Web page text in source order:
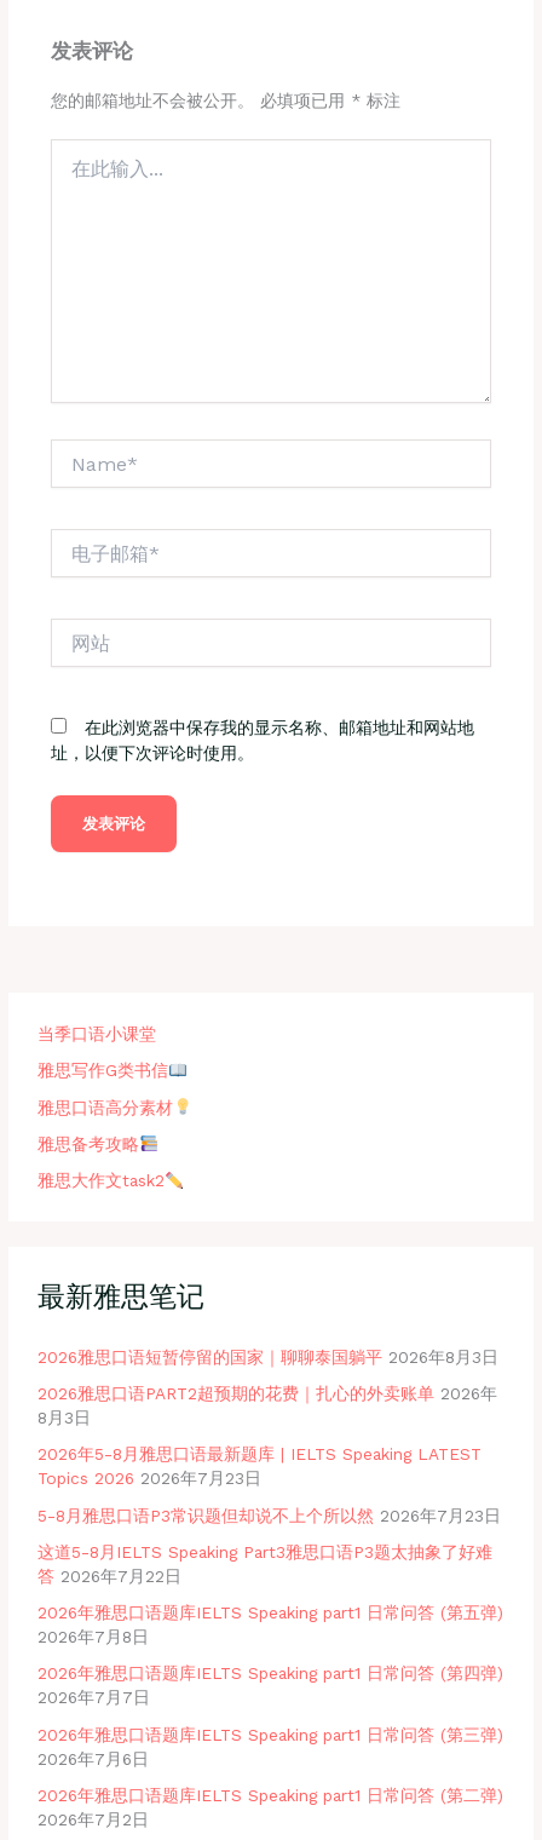
发表评论
您的邮箱地址不会被公开。 必填项已用 *标注
在此浏览器中保存我的显示名称、邮箱地址和网站地
址，以便下次评论时使用。
当季口语小课堂
雅思写作G类书信
雅思口语高分素材
雅思备考攻略
雅思大作文task2
最新雅思笔记
2026雅思口语短暂停留的国家｜聊聊泰国躺平 2026年8月3日
2026雅思口语PART2超预期的花费｜扎心的外卖账单 2026年
8月3日
2026年5-8月雅思口语最新题库 | IELTS Speaking LATEST
Topics 2026 2026年7月23日
5-8月雅思口语P3常识题但却说不上个所以然 2026年7月23日
这道5-8月IELTS Speaking Part3雅思口语P3题太抽象了好难
答 2026年7月22日
2026年雅思口语题库IELTS Speaking part1 日常问答 (第五弹)
2026年7月8日
2026年雅思口语题库IELTS Speaking part1 日常问答 (第四弹)
2026年7月7日
2026年雅思口语题库IELTS Speaking part1 日常问答 (第三弹)
2026年7月6日
2026年雅思口语题库IELTS Speaking part1 日常问答 (第二弹)
2026年7月2日